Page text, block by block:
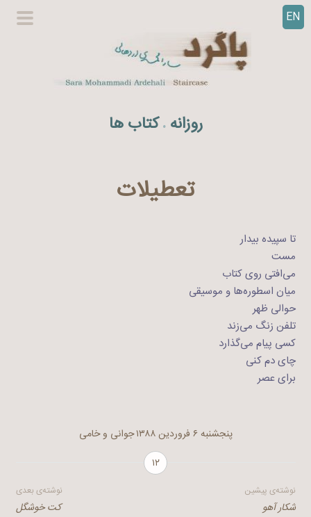
EN
روزانه . کتاب ها
تعطیلات
تا سپیده بیدار
مست
می‌افتی روی کتاب
میان اسطوره‌ها و موسیقی
حوالی ظهر
تلفن زنگ می‌زند
کسی پیام می‌گذارد
چای دم کنی
برای عصر
پنجشنبه ۶ فروردین ۱۳۸۸
جوانی و خامی
۱۲
راهبری
نوشته‌ی پیشین
شکار آهو
نوشته‌ی بعدی
کت خوشگل